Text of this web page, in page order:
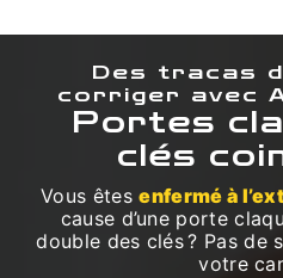
Des tracas
corriger avec
Portes
clés
Vous êtesenfermé à
cause d’une porte
double des clés ? Pas de
votre